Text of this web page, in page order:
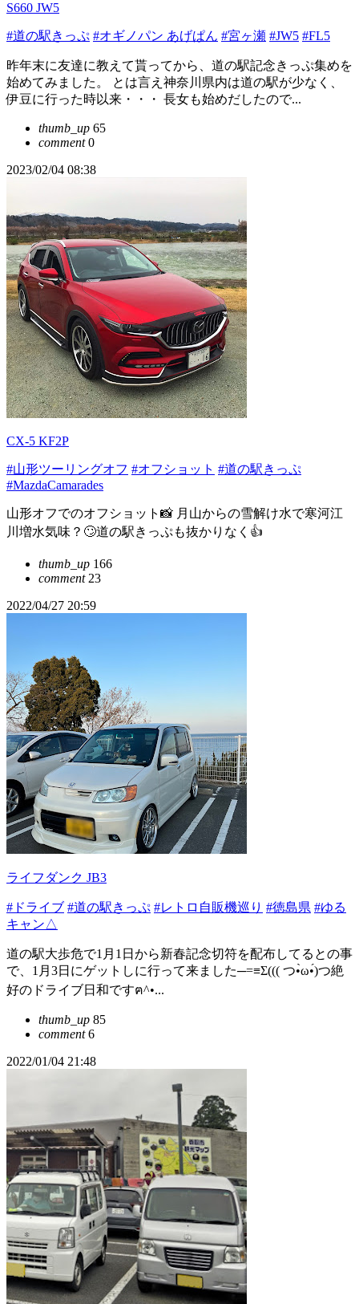
S660 JW5
#道の駅きっぷ #オギノパン あげぱん #宮ヶ瀬 #JW5 #FL5
昨年末に友達に教えて貰ってから、道の駅記念きっぷ集めを
始めてみました。 とは言え神奈川県内は道の駅が少なく、
伊豆に行った時以来・・・ 長女も始めだしたので...
thumb_up 65
comment0
2023/02/04 08:38
CX-5 KF2P
#山形ツーリングオフ #オフショット #道の駅きっぷ
#MazdaCamarades
山形オフでのオフショット📸 月山からの雪解け水で寒河江
川増水気味？🙄道の駅きっぷも抜かりなく👍
thumb_up 166
comment23
2022/04/27 20:59
ライフダンク JB3
#ドライブ #道の駅きっぷ #レトロ自販機巡り #徳島県 #ゆる
キャン△
道の駅大歩危で1月1日から新春記念切符を配布してるとの事
で、1月3日にゲットしに行って来ました─=≡Σ((( つ•̀ω•́)つ絶
好のドライブ日和ですฅ^•...
thumb_up 85
comment6
2022/01/04 21:48